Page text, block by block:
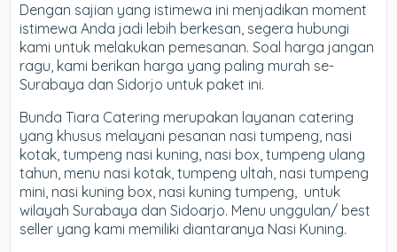
Dengan sajian yang istimewa ini menjadikan moment
istimewa Anda jadi lebih berkesan, segera hubungi
kami untuk melakukan pemesanan. Soal harga jangan
ragu, kami berikan harga yang paling murah se-
Surabaya dan Sidorjo untuk paket ini.
Bunda Tiara Catering merupakan layanan catering
yang khusus melayani pesanan nasi tumpeng, nasi
kotak, tumpeng nasi kuning, nasi box, tumpeng ulang
tahun, menu nasi kotak, tumpeng ultah, nasi tumpeng
mini, nasi kuning box, nasi kuning tumpeng, ​ untuk
wilayah Surabaya dan Sidoarjo. Menu unggulan/ best
seller yang kami memiliki diantaranya Nasi Kuning.